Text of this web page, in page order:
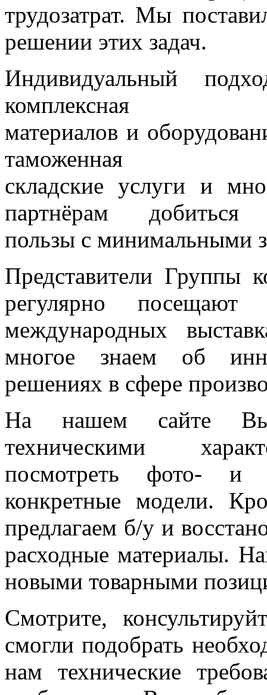
трудозатрат. Мы
решении этих задач.
Индивидуальный
комплексная
материалов и
таможенная
складские услуги и
партнёрам
пользы с минимальными
Представители
регулярно
международных
многое знаем об
решениях в сфере
На нашем сайте Вы
техническими
посмотреть фото- и
конкретные модели.
предлагаем б/у и
расходные материалы.
новыми товарными
Смотрите,
смогли подобрать
нам технические